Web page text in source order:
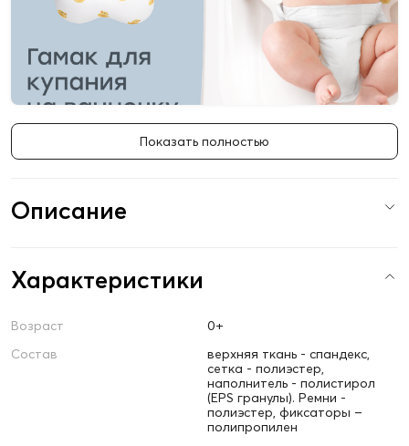
Показать полностью
Описание
Характеристики
Возраст
0+
Состав
верхняя ткань - спандекс,
сетка - полиэстер,
наполнитель - полистирол
(EPS гранулы). Ремни -
полиэстер, фиксаторы –
полипропилен